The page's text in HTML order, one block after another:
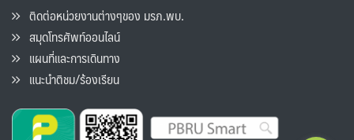
ติดต่อหน่วยงานต่างๆของ มรภ.พบ.
สมุดโทรศัพท์ออนไลน์
แผนที่และการเดินทาง
แนะนำติชม/ร้องเรียน